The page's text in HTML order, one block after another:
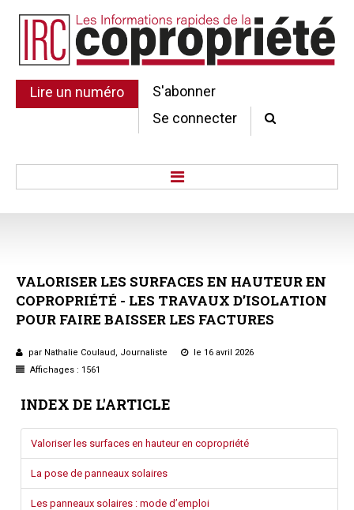
Lire un numéro
S'abonner
Se connecter
Au Parlement
Gestion et maintenance
Pratique de la copro.
Jurisprudence
Questions/réponses
Études juridiques
Copro. en difficulté
Formez-vous !
Parole d'experts*
VALORISER LES SURFACES EN HAUTEUREN
COPROPRIÉTÉ - LES TRAVAUX D’ISOLATION
POUR FAIRE BAISSER LES FACTURES
par Nathalie Coulaud, Journaliste
le 16 avril 2026
Affichages : 1561
INDEX DE L'ARTICLE
Valoriser les surfaces en hauteur en copropriété
La pose de panneaux solaires
Les panneaux solaires : mode d’emploi